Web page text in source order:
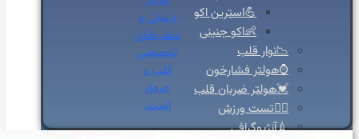
💪استرین اکو
👶اکو جنینی
📉نوار قلب
⌚هولتر فشارخون
💓هولتر ضربان قلب
🚴‍♀️تست ورزش
💉آنژیوگرافی
درمانی و
مطب‌های
تخصصی
قلب و
عروق
است.